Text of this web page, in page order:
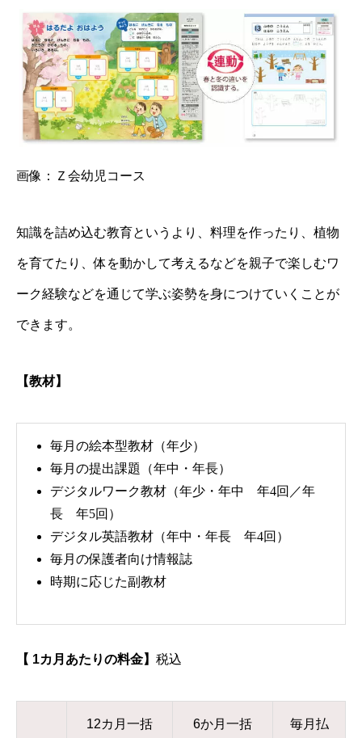
画像： Ｚ会幼児コース
知識を詰め込む教育というより、料理を作ったり、植物
を育てたり、体を動かして考えるなどを親子で楽しむワ
ーク経験などを通じて学ぶ姿勢を身につけていくことが
できます。
【教材】
毎月の絵本型教材（年少）
毎月の提出課題（年中・年長）
デジタルワーク教材（年少・年中 年4回／年
長 年5回）
デジタル英語教材（年中・年長 年4回）
毎月の保護者向け情報誌
時期に応じた副教材
【 1カ月あたりの料金】 税込
12カ月一括 6か月一括 毎月払